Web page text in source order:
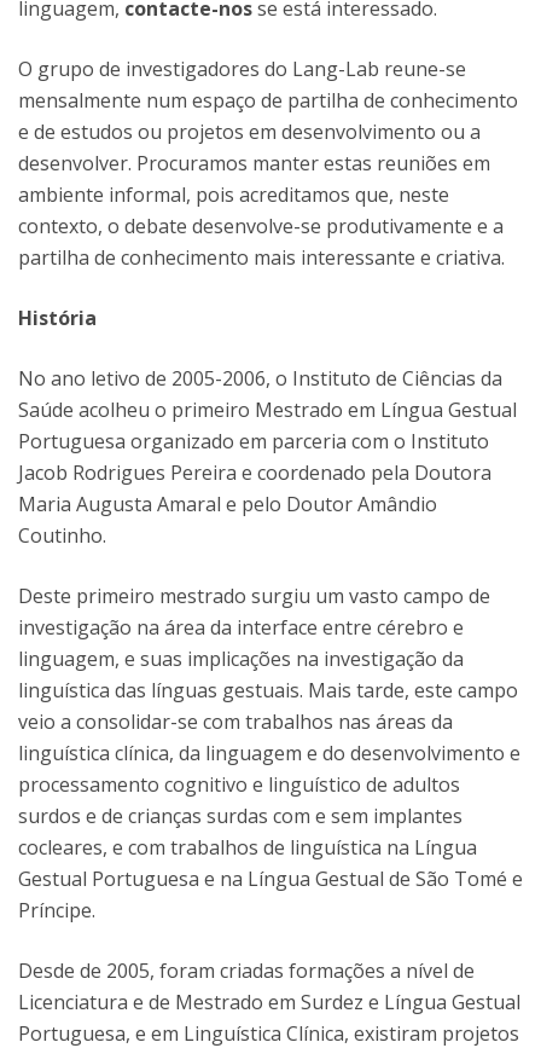
linguagem, contacte-nosse está interessado.
O grupo de investigadores do Lang-Lab reune-se
mensalmente num espaço de partilha de conhecimento
e de estudos ou projetos em desenvolvimento ou a
desenvolver. Procuramos manter estas reuniões em
ambiente informal, pois acreditamos que, neste
contexto, o debate desenvolve-se produtivamente e a
partilha de conhecimento mais interessante e criativa.
História
No ano letivo de 2005-2006, o Instituto de Ciências da
Saúde acolheu o primeiro Mestrado em Língua Gestual
Portuguesa organizado em parceria com o Instituto
Jacob Rodrigues Pereira e coordenado pela Doutora
Maria Augusta Amaral e pelo Doutor Amândio
Coutinho.
Deste primeiro mestrado surgiu um vasto campo de
investigação na área da interface entre cérebro e
linguagem, e suas implicações na investigação da
linguística das línguas gestuais. Mais tarde, este campo
veio a consolidar-se com trabalhos nas áreas da
linguística clínica, da linguagem e do desenvolvimento e
processamento cognitivo e linguístico de adultos
surdos e de crianças surdas com e sem implantes
cocleares, e com trabalhos de linguística na Língua
Gestual Portuguesa e na Língua Gestual de São Tomé e
Príncipe.
Desde de 2005, foram criadas formações a nível de
Licenciatura e de Mestrado em Surdez e Língua Gestual
Portuguesa, e em Linguística Clínica, existiram projetos